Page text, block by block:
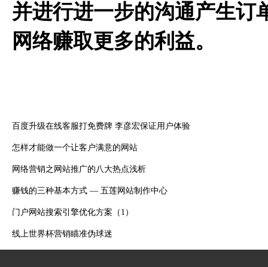
并进行进一步的沟通产生订
网络赚取更多的利益。
百度升级在线客服打免费牌 李彦宏保证用户体验
怎样才能做一个让客户满意的网站
网络营销之网站推广的八大热点浅析
赚钱的三种基本方式 — 五莲网站制作中心
门户网站搜索引擎优化方案（1）
线上世界杯营销瞄准伪球迷